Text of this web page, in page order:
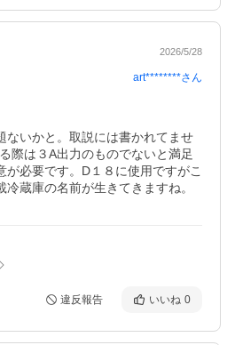
2026/5/28
art********さん
ないかと。取説には書かれてませ
際は３A出力のものでないと満足
が必要です。D１８に使用ですがこ
蔵庫の名前が生きてきますね。
違反報告 いいね 0